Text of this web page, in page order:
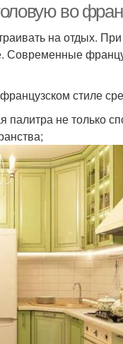
во
на отдых.
Современные
стиле
палитра не только